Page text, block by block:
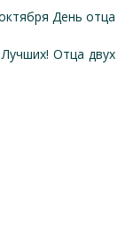
День отца
Отца двух